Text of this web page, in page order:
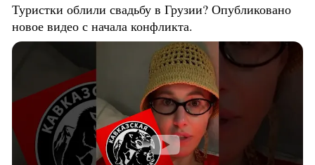
Туристки облили свадьбу в Грузии? Опубликовано
новое видео с начала конфликта.